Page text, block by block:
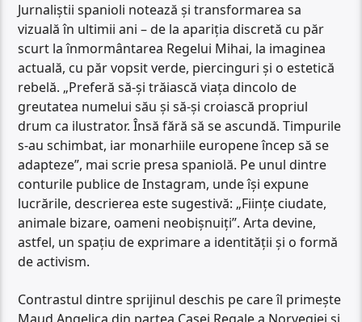
Jurnaliștii spanioli notează și transformarea sa
vizuală în ultimii ani – de la apariția discretă cu păr
scurt la înmormântarea Regelui Mihai, la imaginea
actuală, cu păr vopsit verde, piercinguri și o estetică
rebelă. „Preferă să-și trăiască viața dincolo de
greutatea numelui său și să-și croiască propriul
drum ca ilustrator. Însă fără să se ascundă. Timpurile
s-au schimbat, iar monarhiile europene încep să se
adapteze”, mai scrie presa spaniolă. Pe unul dintre
conturile publice de Instagram, unde își expune
lucrările, descrierea este sugestivă: „Ființe ciudate,
animale bizare, oameni neobișnuiți”. Arta devine,
astfel, un spațiu de exprimare a identității și o formă
de activism.
Contrastul dintre sprijinul deschis pe care îl primește